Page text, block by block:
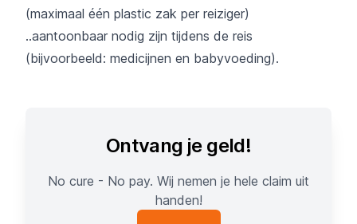
(maximaal één plastic zak per reiziger)
..aantoonbaar nodig zijn tijdens de reis
(bijvoorbeeld: medicijnen en babyvoeding).
Ontvang je geld!
No cure - No pay. Wij nemen je hele claim uit
handen!